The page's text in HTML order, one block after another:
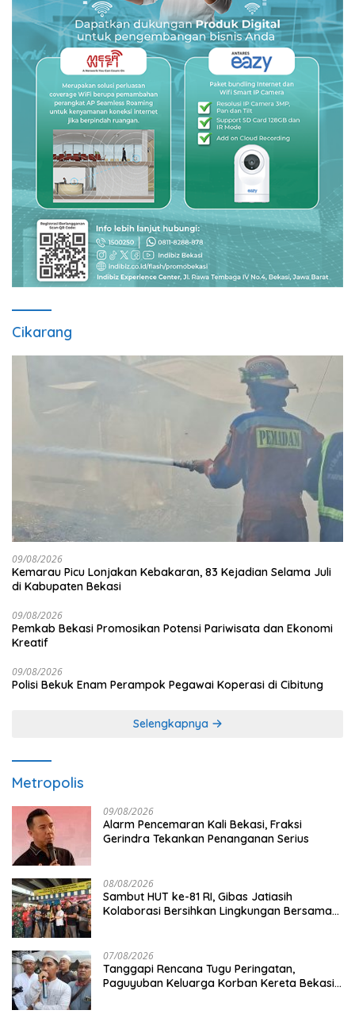
Cikarang
09/08/2026
Kemarau Picu Lonjakan Kebakaran, 83 Kejadian Selama Juli
di Kabupaten Bekasi
09/08/2026
Pemkab Bekasi Promosikan Potensi Pariwisata dan Ekonomi
Kreatif
09/08/2026
Polisi Bekuk Enam Perampok Pegawai Koperasi di Cibitung
Selengkapnya
Metropolis
09/08/2026
Alarm Pencemaran Kali Bekasi, Fraksi
Gerindra Tekankan Penanganan Serius
08/08/2026
Sambut HUT ke-81 RI, Gibas Jatiasih
Kolaborasi Bersihkan Lingkungan Bersama
07/08/2026
Tanggapi Rencana Tugu Peringatan,
Paguyuban Keluarga Korban Kereta Bekasi